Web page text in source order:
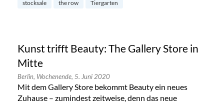
stocksale the row Tiergarten
Kunst trifft Beauty: The Gallery Store in
Mitte
Berlin, Wochenende, 5. Juni 2020
Mit dem Gallery Store bekommt Beauty ein neues
Zuhause – zumindest zeitweise, denn das neue